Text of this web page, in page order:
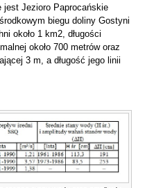
Jezioro Paprocańskie
biegu doliny Gostyni
około 1 km2, długości
około 700 metrów oraz
3 m, a długość jego linii